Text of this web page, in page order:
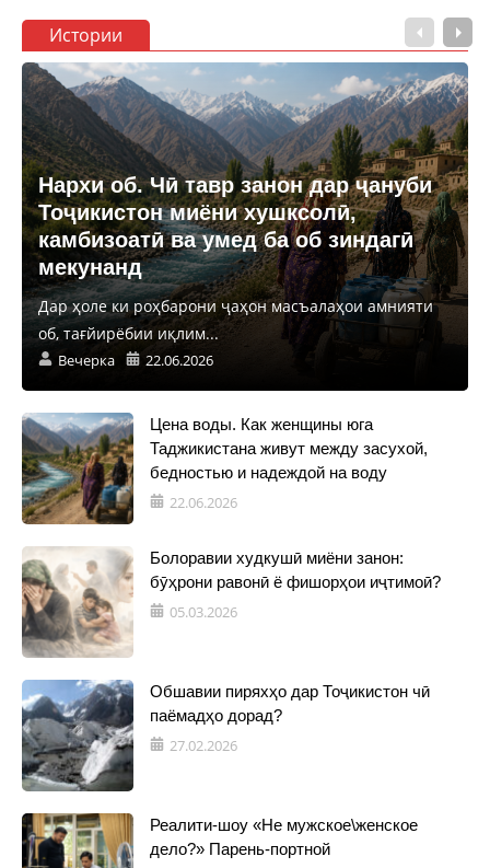
Истории
Нархи об. Чӣ тавр занон дар ҷануби
Тоҷикистон миёни хушксолӣ,
камбизоатӣ ва умед ба об зиндагӣ
мекунанд
Дар ҳоле ки роҳбарони ҷаҳон масъалаҳои амнияти
об, тағйирёбии иқлим...
Вечерка 22.06.2026
Цена воды. Как женщины юга
Таджикистана живут между засухой,
бедностью и надеждой на воду
22.06.2026
Болоравии худкушӣ миёни занон:
бӯҳрони равонӣ ё фишорҳои иҷтимоӣ?
05.03.2026
Обшавии пиряхҳо дар Тоҷикистон чӣ
паёмадҳо дорад?
27.02.2026
Реалити-шоу «Не мужское\женское
дело?» Парень-портной